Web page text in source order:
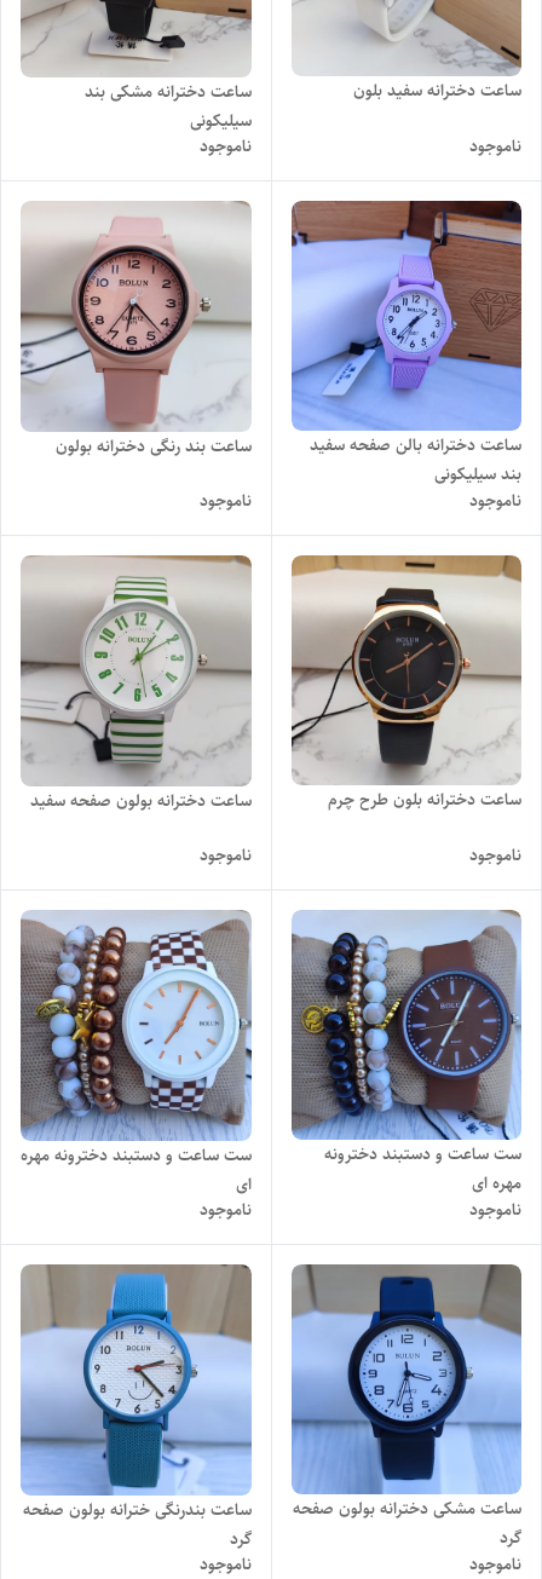
ساعت دخترانه سفید بلون
ناموجود
ساعت دخترانه مشکی بند
سیلیکونی
ناموجود
ساعت دخترانه بالن صفحه سفید
بند سیلیکونی
ناموجود
ساعت بند رنگی دخترانه بولون
ناموجود
ساعت دخترانه بلون طرح چرم
ناموجود
ساعت دخترانه بولون صفحه سفید
ناموجود
ست ساعت و دستبند دخترونه
مهره ای
ناموجود
ست ساعت و دستبند دخترونه مهره
ای
ناموجود
ساعت مشکی دخترانه بولون صفحه
گرد
ناموجود
ساعت بندرنگی خترانه بولون صفحه
گرد
ناموجود